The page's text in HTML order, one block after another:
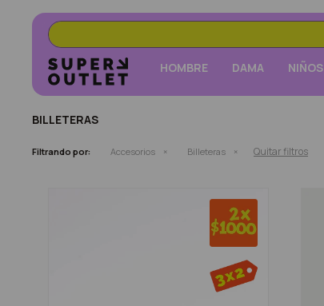
HOMBRE DAMA NIÑOS
BILLETERAS
Filtrando por: Accesorios Billeteras Quitar filtros